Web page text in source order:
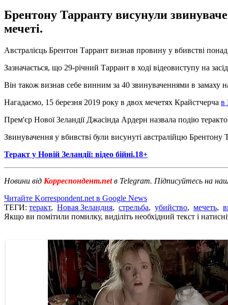
Брентону Тарранту висунули
мечеті.
Австралієць Брентон Таррант визнав провину у вбивстві
Зазначається, що 29-річний Таррант в ході відеовиступу на
Він також визнав себе винним за 40 звинуваченнями в замаху
Нагадаємо, 15 березня 2019 року в двох мечетях Крайстчерча в
Прем'єр Нової Зеландії Джасінда Ардерн назвала подію
Звинувачення у вбивстві були висунуті австралійцю
Теракт у Новій Зеландії: відео бійні.18+
Новини від Корреспондент.netв Telegram. Підписуйтесь на
Читайте Korrespondent.net в Google News
ТЕГИ: теракт, Новая Зеландия, стрельба, убийство, мечеть,
Якщо ви помітили помилку, виділіть необхідний текст і